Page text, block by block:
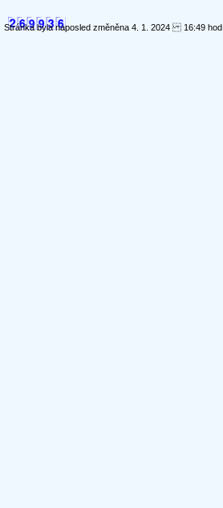
Stránka byla naposled změněna 4. 1. 2024 16:49 hod.